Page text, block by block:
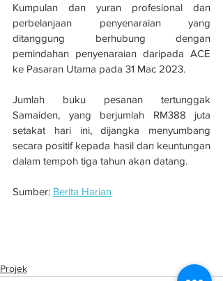
Kumpulan dan yuran profesional dan
perbelanjaan penyenaraian yang
ditanggung berhubung dengan
pemindahan penyenaraian daripada ACE
ke Pasaran Utama pada 31 Mac 2023.
Jumlah buku pesanan tertunggak
Samaiden, yang berjumlah RM388 juta
setakat hari ini, dijangka menyumbang
secara positif kepada hasil dan keuntungan
dalam tempoh tiga tahun akan datang.
Sumber: Berita Harian
Projek